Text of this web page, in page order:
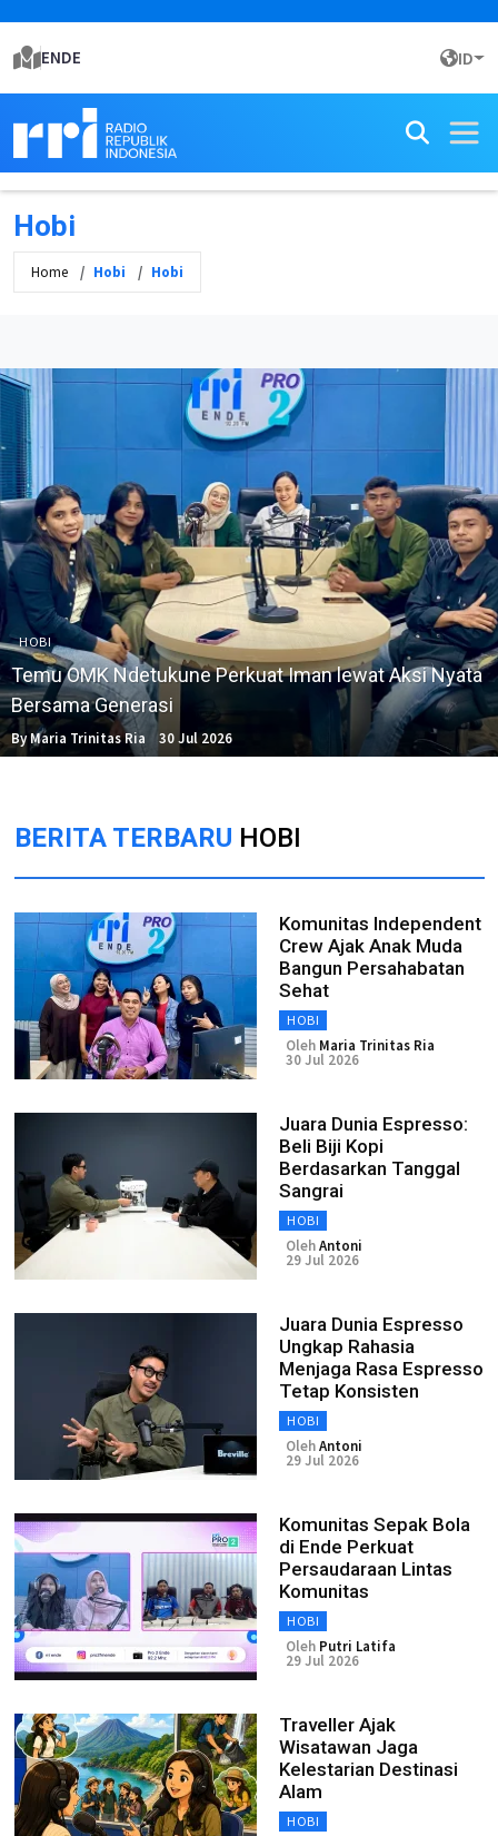
ENDE ID
Hobi
Home Hobi Hobi
HOBI
Temu OMK Ndetukune Perkuat Iman lewat Aksi Nyata
Bersama Generasi
By Maria Trinitas Ria 30 Jul 2026
BERITA TERBARU HOBI
Komunitas Independent
Crew Ajak Anak Muda
Bangun Persahabatan
Sehat
HOBI
Oleh Maria Trinitas Ria
30 Jul 2026
Juara Dunia Espresso:
Beli Biji Kopi
Berdasarkan Tanggal
Sangrai
HOBI
OlehAntoni
29 Jul 2026
Juara Dunia Espresso
Ungkap Rahasia
Menjaga Rasa Espresso
Tetap Konsisten
HOBI
OlehAntoni
29 Jul 2026
Komunitas Sepak Bola
di Ende Perkuat
Persaudaraan Lintas
Komunitas
HOBI
Oleh Putri Latifa
29 Jul 2026
Traveller Ajak
Wisatawan Jaga
Kelestarian Destinasi
Alam
HOBI